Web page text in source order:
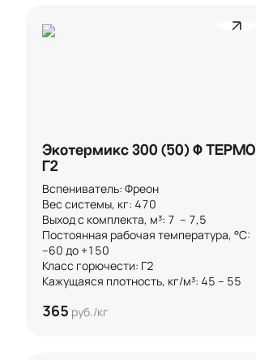
Экотермикс 300 (50) Ф ТЕРМО
Г2
Вспениватель: Фреон
Вес системы, кг: 470
Выход с комплекта, м³: 7  – 7,5
Постоянная рабочая температура, °C:
–60 до +150
Класс горючести: Г2
Кажущаяся плотность, кг/м³: 45 – 55
365 руб./кг